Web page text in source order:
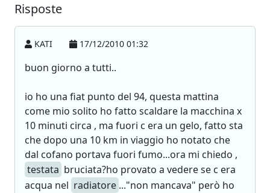
Risposte
KATI 17/12/2010 01:32
buon giorno a tutti..
io ho una fiat punto del 94, questa mattina
come mio solito ho fatto scaldare la macchina x
10 minuti circa , ma fuori c era un gelo, fatto sta
che dopo una 10 km in viaggio ho notato che
dal cofano portava fuori fumo...ora mi chiedo ,
testata bruciata?ho provato a vedere se c era
acqua nel radiatore ..."non mancava" però ho